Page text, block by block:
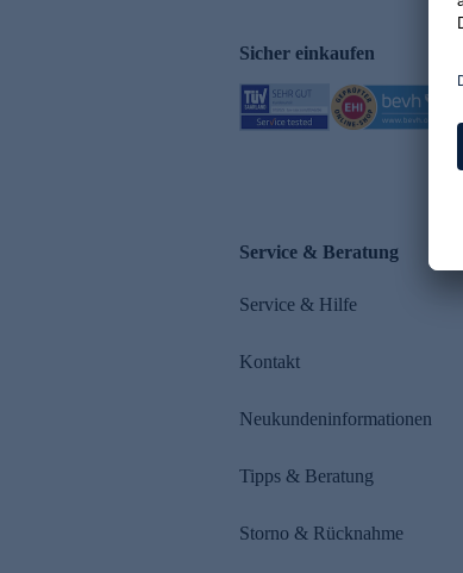
Sicher einkaufen
Service & Beratung
Service & Hilfe
Kontakt
Neukundeninformationen
Tipps & Beratung
Storno & Rücknahme